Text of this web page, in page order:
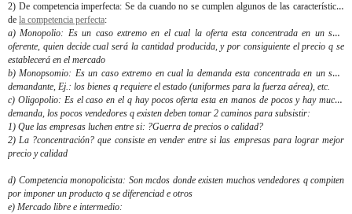
2) De competencia imperfecta: Se da cuando no se cumplen algunos de las características
de la competencia perfecta:
a)Monopolio: Es un caso extremo en el cual la oferta esta concentrada en un solo
oferente, quien decide cual será la cantidad producida, y por consiguiente el precio q se
establecerá en el mercado
b)Monopsomio: Es un caso extremo en cual la demanda esta concentrada en un solo
demandante, Ej.: los bienes q requiere el estado (uniformes para la fuerza aérea), etc.
c) Oligopolio: Es el caso en el q hay pocos oferta esta en manos de pocos y hay mucha
demanda, los pocos vendedores q existen deben tomar 2 caminos para subsistir:
1) Que las empresas luchen entre si: ?Guerra de precios o calidad?
2) La ?concentración? que consiste en vender entre si las empresas para lograr mejor
precio y calidad
d) Competencia monopolicista: Son mcdos donde existen muchos vendedores q compiten
por imponer un producto q se diferenciad e otros
e) Mercado libre e intermedio: